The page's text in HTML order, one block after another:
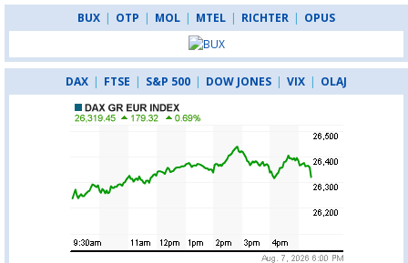
BUX | OTP | MOL | MTEL | RICHTER | OPUS
DAX | FTSE | S&P 500 | DOW JONES | VIX | OLAJ